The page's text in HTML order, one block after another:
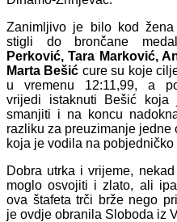
Zanimljivo je bilo kod
stigli do brončane
Perković, Tara Marković,
Marta Bešić cure su koje
u vremenu 12:11,99, a
vrijedi istaknuti Bešić koja
smanjiti i na koncu
razliku za preuzimanje jedne
koja je vodila na pobjedničko
Dobra utrka i vrijeme,
moglo osvojiti i zlato, ali
ova štafeta trči brže nego
je ovdje obranila Sloboda iz